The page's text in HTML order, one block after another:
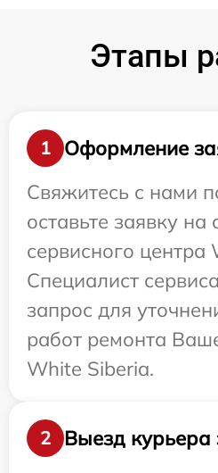
Этапы
1
Оформление
Свяжитесь с нами
оставьте заявку на
сервисного центра
Специалист
запрос для
работ ремонта
White Siberia.
2
Выезд курьера